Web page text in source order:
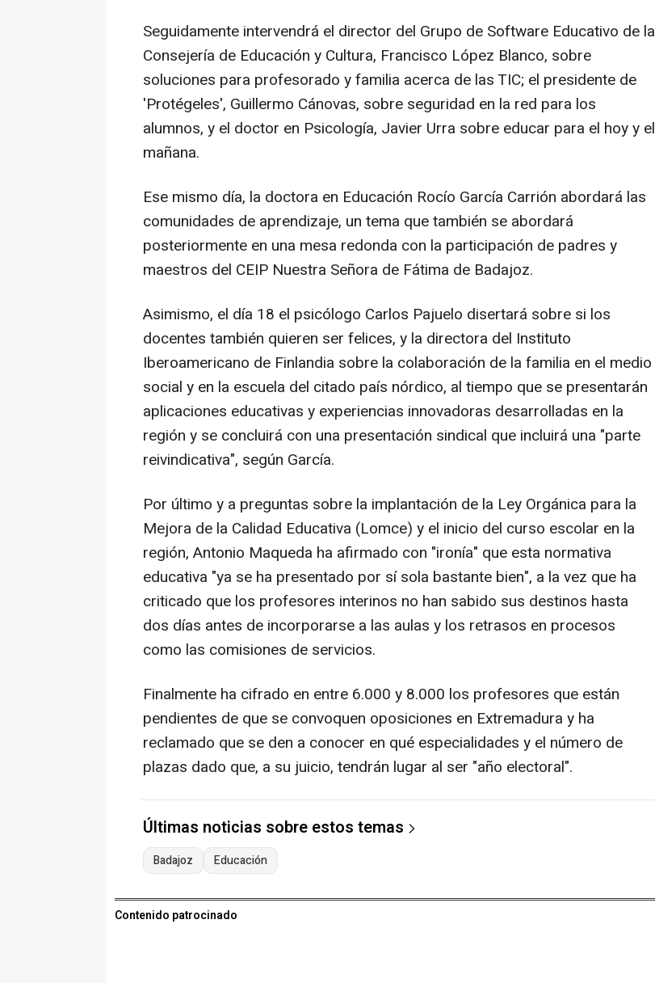
Seguidamente intervendrá el director del Grupo de Software Educativo de la
Consejería de Educación y Cultura, Francisco López Blanco, sobre
soluciones para profesorado y familia acerca de las TIC; el presidente de
'Protégeles', Guillermo Cánovas, sobre seguridad en la red para los
alumnos, y el doctor en Psicología, Javier Urra sobre educar para el hoy y el
mañana.
Ese mismo día, la doctora en Educación Rocío García Carrión abordará las
comunidades de aprendizaje, un tema que también se abordará
posteriormente en una mesa redonda con la participación de padres y
maestros del CEIP Nuestra Señora de Fátima de Badajoz.
Asimismo, el día 18 el psicólogo Carlos Pajuelo disertará sobre si los
docentes también quieren ser felices, y la directora del Instituto
Iberoamericano de Finlandia sobre la colaboración de la familia en el medio
social y en la escuela del citado país nórdico, al tiempo que se presentarán
aplicaciones educativas y experiencias innovadoras desarrolladas en la
región y se concluirá con una presentación sindical que incluirá una "parte
reivindicativa", según García.
Por último y a preguntas sobre la implantación de la Ley Orgánica para la
Mejora de la Calidad Educativa (Lomce) y el inicio del curso escolar en la
región, Antonio Maqueda ha afirmado con "ironía" que esta normativa
educativa "ya se ha presentado por sí sola bastante bien", a la vez que ha
criticado que los profesores interinos no han sabido sus destinos hasta
dos días antes de incorporarse a las aulas y los retrasos en procesos
como las comisiones de servicios.
Finalmente ha cifrado en entre 6.000 y 8.000 los profesores que están
pendientes de que se convoquen oposiciones en Extremadura y ha
reclamado que se den a conocer en qué especialidades y el número de
plazas dado que, a su juicio, tendrán lugar al ser "año electoral".
Últimas noticias sobre estos temas
Badajoz Educación
Contenido patrocinado